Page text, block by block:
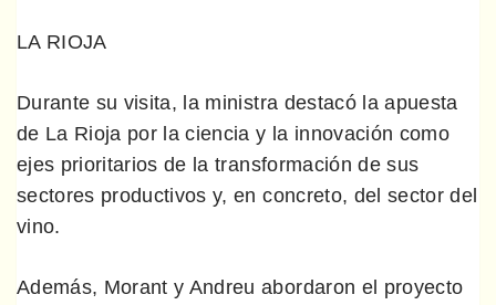
LA RIOJA
Durante su visita, la ministra destacó la apuesta
de La Rioja por la ciencia y la innovación como
ejes prioritarios de la transformación de sus
sectores productivos y, en concreto, del sector del
vino.
Además, Morant y Andreu abordaron el proyecto